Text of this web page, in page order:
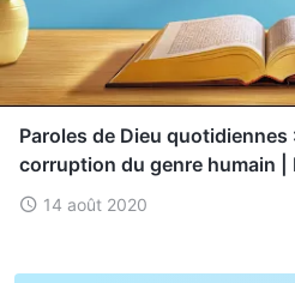
Paroles de Dieu quotidiennes
corruption du genre humain |
14 août 2020